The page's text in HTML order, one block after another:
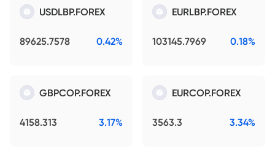
USDLBP.FOREX
89625.7578 0.42%
EURLBP.FOREX
103145.7969 0.18%
GBPCOP.FOREX
4158.313 3.17%
EURCOP.FOREX
3563.3 3.34%